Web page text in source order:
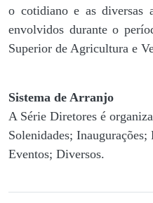
o cotidiano e as diversas
envolvidos durante o
Superior de Agricultura e
Sistema de Arranjo
A Série Diretores é
Solenidades;
Eventos; Diversos.